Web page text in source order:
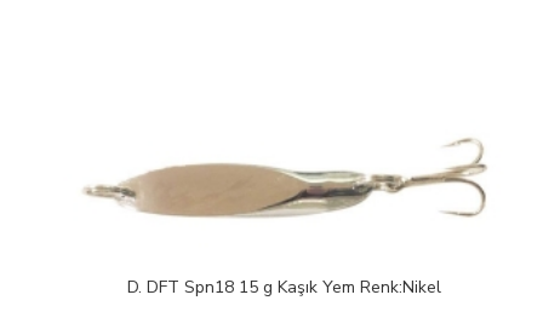
D. DFT Spn18 15 g Kaşık Yem Renk:Nikel